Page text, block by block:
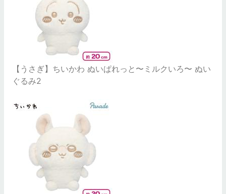
【うさぎ】ちいかわ ぬいぱれっと〜ミルクいろ〜 ぬい
ぐるみ2